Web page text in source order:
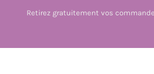
Retirez gratuitement vos